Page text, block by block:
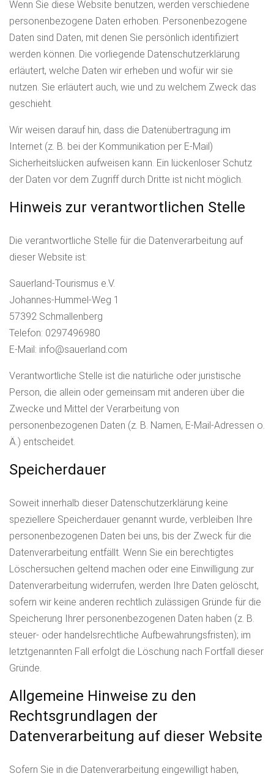
Wenn Sie diese Website benutzen, werden verschiedene
personenbezogene Daten erhoben. Personenbezogene
Daten sind Daten, mit denen Sie persönlich identifiziert
werden können. Die vorliegende Datenschutzerklärung
erläutert, welche Daten wir erheben und wofür wir sie
nutzen. Sie erläutert auch, wie und zu welchem Zweck das
geschieht.
Wir weisen darauf hin, dass die Datenübertragung im
Internet (z. B. bei der Kommunikation per E-Mail)
Sicherheitslücken aufweisen kann. Ein lückenloser Schutz
der Daten vor dem Zugriff durch Dritte ist nicht möglich.
Hinweis zur verantwortlichen Stelle
Die verantwortliche Stelle für die Datenverarbeitung auf
dieser Website ist:
Sauerland-Tourismus e.V.
Johannes-Hummel-Weg 1
57392 Schmallenberg
Telefon: 0297496980
E-Mail: info@sauerland.com
Verantwortliche Stelle ist die natürliche oder juristische
Person, die allein oder gemeinsam mit anderen über die
Zwecke und Mittel der Verarbeitung von
personenbezogenen Daten (z. B. Namen, E-Mail-Adressen o.
Ä.) entscheidet.
Speicherdauer
Soweit innerhalb dieser Datenschutzerklärung keine
speziellere Speicherdauer genannt wurde, verbleiben Ihre
personenbezogenen Daten bei uns, bis der Zweck für die
Datenverarbeitung entfällt. Wenn Sie ein berechtigtes
Löschersuchen geltend machen oder eine Einwilligung zur
Datenverarbeitung widerrufen, werden Ihre Daten gelöscht,
sofern wir keine anderen rechtlich zulässigen Gründe für die
Speicherung Ihrer personenbezogenen Daten haben (z. B.
steuer- oder handelsrechtliche Aufbewahrungsfristen); im
letztgenannten Fall erfolgt die Löschung nach Fortfall dieser
Gründe.
Allgemeine Hinweise zu den
Rechtsgrundlagen der
Datenverarbeitung auf dieser Website
Sofern Sie in die Datenverarbeitung eingewilligt haben,